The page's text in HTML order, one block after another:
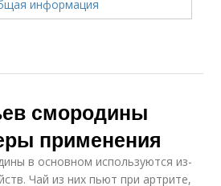
смородины
применения
в основном используются из-
Чай из них пьют при артрите,